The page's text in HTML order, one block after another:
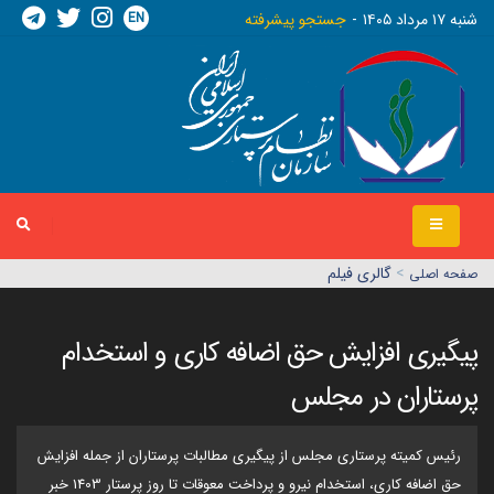
شنبه ١٧ مرداد ١٤٠٥ جستجو پیشرفته EN
صفحه اصلي > گالری فیلم
پیگیری افزایش حق اضافه کاری و استخدام
پرستاران در مجلس
رئیس کمیته پرستاری مجلس از پیگیری مطالبات پرستاران از جمله افزایش
حق اضافه کاری، استخدام نیرو و پرداخت معوقات تا روز پرستار 1403 خبر